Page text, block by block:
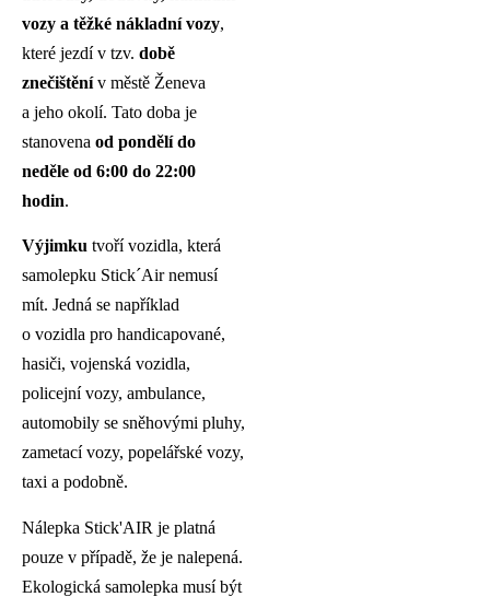
vozy a těžké nákladní vozy,
které jezdí v tzv. době
znečištěnív městě Ženeva
a jeho okolí. Tato doba je
stanovena od pondělí do
neděle od 6:00 do 22:00
hodin.
Výjimku tvoří vozidla, která
samolepku Stick´Air nemusí
mít. Jedná se například
o vozidla pro handicapované,
hasiči, vojenská vozidla,
policejní vozy, ambulance,
automobily se sněhovými pluhy,
zametací vozy, popelářské vozy,
taxi a podobně.
Nálepka Stick'AIR je platná
pouze v případě, že je nalepená.
Ekologická samolepka musí být